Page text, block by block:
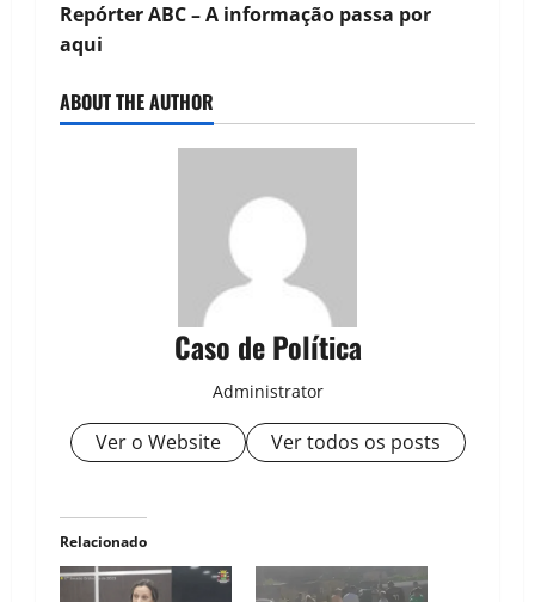
Repórter ABC – A informação passa por
aqui
ABOUT THE AUTHOR
Caso de Política
Administrator
Ver o Website Ver todos os posts
Relacionado